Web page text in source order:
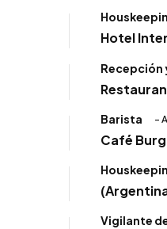
Hotel
Recepción
Barista -
Café
Vigilante